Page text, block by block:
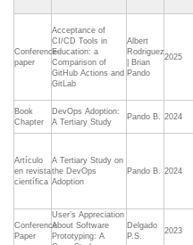
Conference-
paper
Acceptance of
CI/CD Tools in
Education: a
Comparison of
GitHub Actions and
GitLab
Albert
Rodriguez
| Brian
Pando
2025
Book
Chapter
DevOps Adoption:
A Tertiary Study
Pando B. 2024
Artículo
en revista
científica
A Tertiary Study on
the DevOps
Adoption
Pando B. 2024
Conference
Paper
User’s Appreciation
About Software
Prototyping: A
Delgado
P.S.
2023